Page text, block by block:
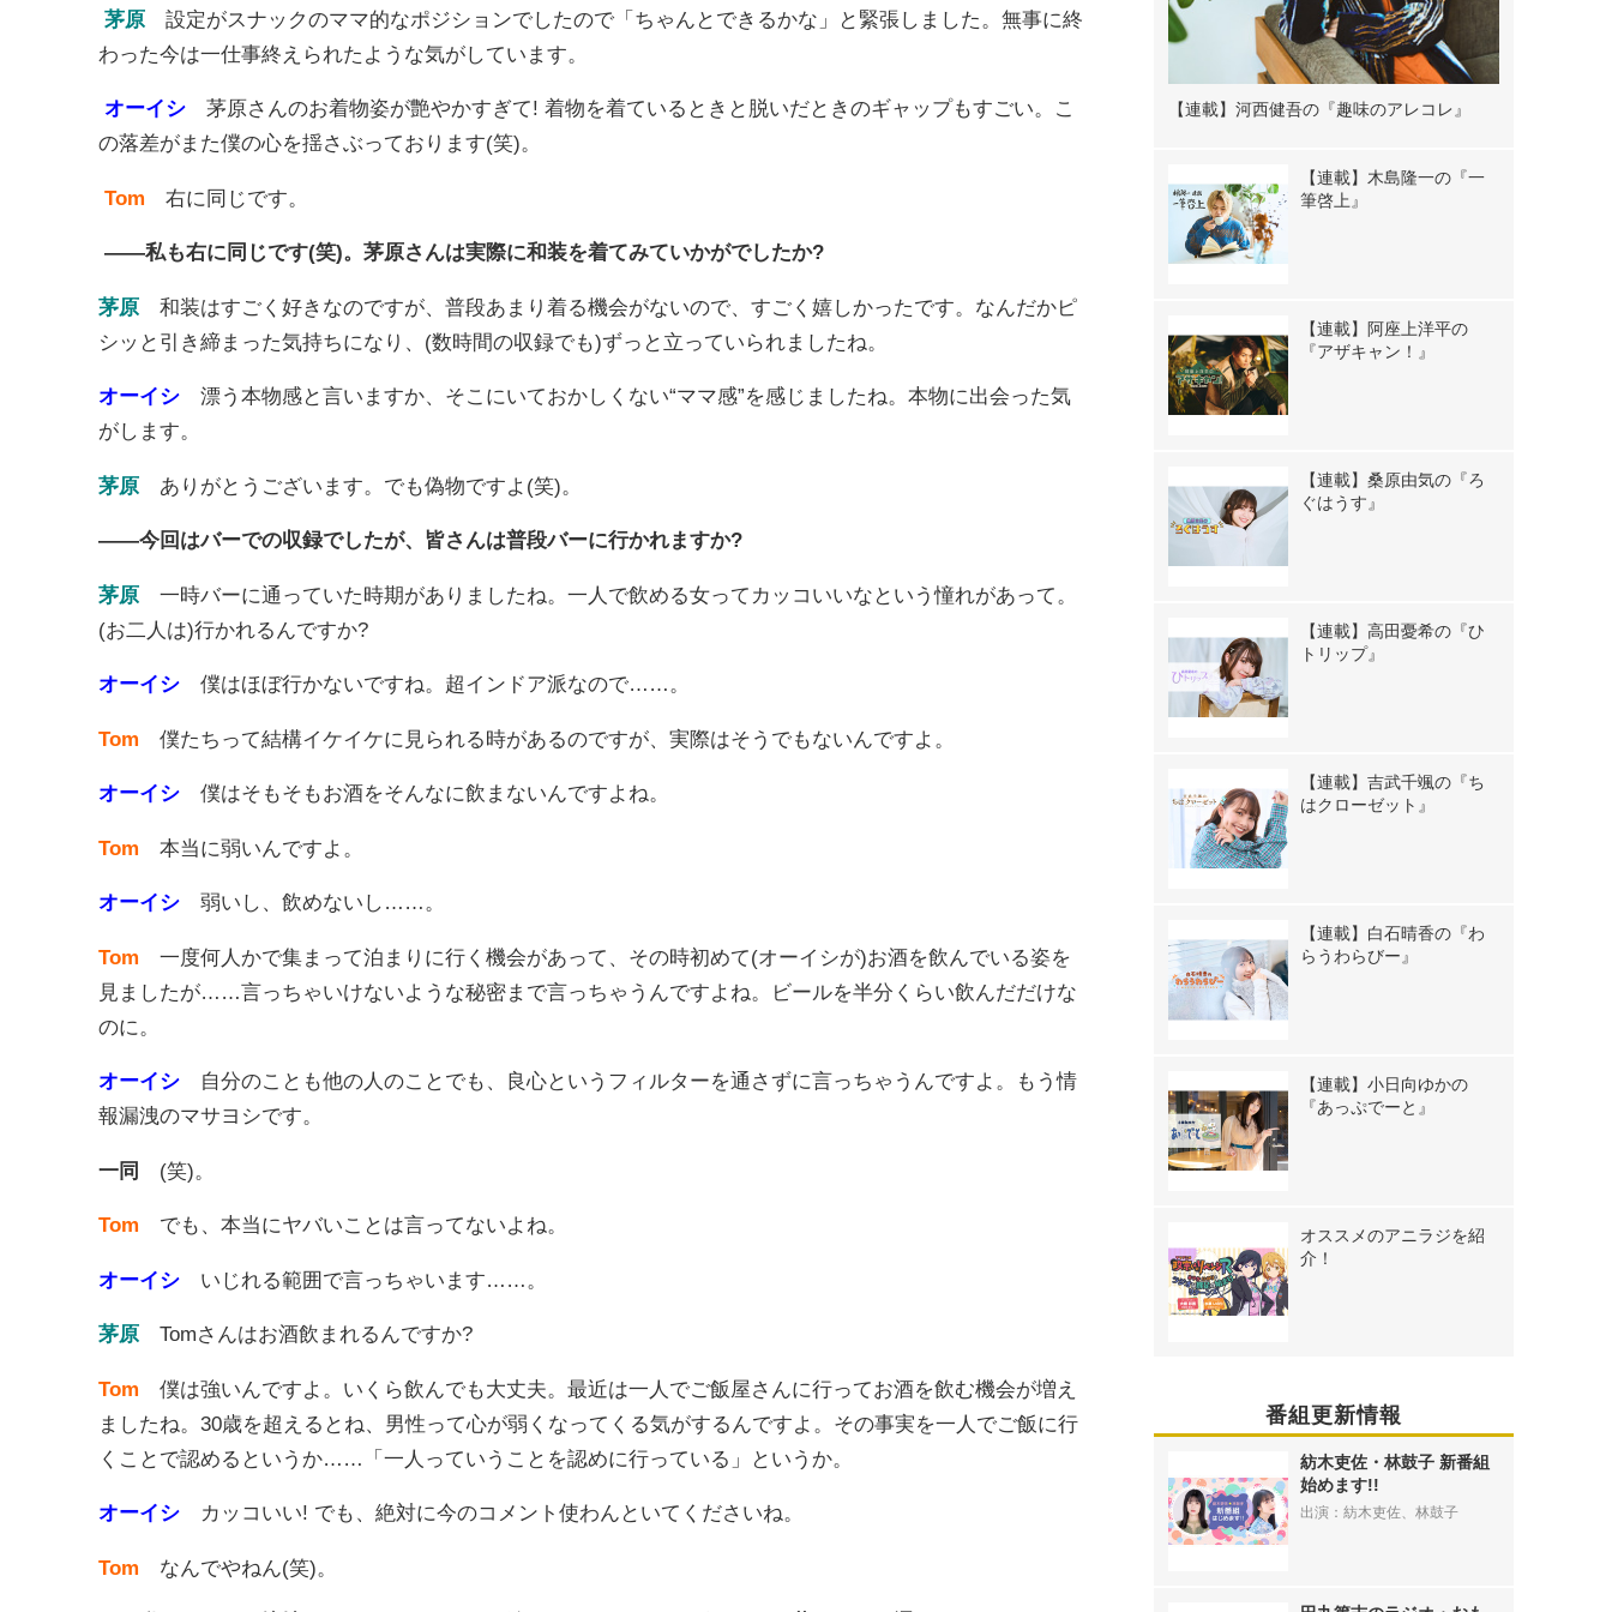
茅原 設定がスナックのママ的なポジションでしたので「ちゃんとできるかな」と緊張しました。無事に終
わった今は一仕事終えられたような気がしています。
オーイシ
茅原さんのお着物姿が艶やかすぎて! 着物を着ているときと脱いだときのギャップもすごい。こ
の落差がまた僕の心を揺さぶっております(笑)。
Tom 右に同じです。
――私も右に同じです(笑)。茅原さんは実際に和装を着てみていかがでしたか?
茅原
和装はすごく好きなのですが、普段あまり着る機会がないので、すごく嬉しかったです。なんだかピ
シッと引き締まった気持ちになり、(数時間の収録でも)ずっと立っていられましたね。
オーイシ 漂う本物感と言いますか、そこにいておかしくない“ママ感”を感じましたね。本物に出会った気
がします。
茅原 ありがとうございます。でも偽物ですよ(笑)。
――今回はバーでの収録でしたが、皆さんは普段バーに行かれますか?
茅原 一時バーに通っていた時期がありましたね。一人で飲める女ってカッコいいなという憧れがあって。
(お二人は)行かれるんですか?
オーイシ 僕はほぼ行かないですね。超インドア派なので……。
Tom 僕たちって結構イケイケに見られる時があるのですが、実際はそうでもないんですよ。
オーイシ 僕はそもそもお酒をそんなに飲まないんですよね。
Tom 本当に弱いんですよ。
オーイシ 弱いし、飲めないし……。
Tom 一度何人かで集まって泊まりに行く機会があって、その時初めて(オーイシが)お酒を飲んでいる姿を
見ましたが……言っちゃいけないような秘密まで言っちゃうんですよね。ビールを半分くらい飲んだだけな
のに。
オーイシ
自分のことも他の人のことでも、良心というフィルターを通さずに言っちゃうんですよ。もう情
報漏洩のマサヨシです。
一同 (笑)。
Tom でも、本当にヤバいことは言ってないよね。
オーイシ いじれる範囲で言っちゃいます……。
茅原 Tomさんはお酒飲まれるんですか?
Tom
僕は強いんですよ。いくら飲んでも大丈夫。最近は一人でご飯屋さんに行ってお酒を飲む機会が増え
ましたね。30歳を超えるとね、男性って心が弱くなってくる気がするんですよ。その事実を一人でご飯に行
くことで認めるというか……「一人っていうことを認めに行っている」というか。
オーイシ カッコいい! でも、絶対に今のコメント使わんといてくださいね。
Tom なんでやねん(笑)。
【連載】河西健吾の『趣味のアレコレ』
【連載】木島隆一の『一
筆啓上』
【連載】阿座上洋平の
『アザキャン！』
【連載】桑原由気の『ろ
ぐはうす』
【連載】高田憂希の『ひ
トリップ』
【連載】吉武千颯の『ち
はクローゼット』
【連載】白石晴香の『わ
らうわらびー』
【連載】小日向ゆかの
『あっぷでーと』
オススメのアニラジを紹
介！
番組更新情報
紡木吏佐・林鼓子 新番組
始めます!!
出演：紡木吏佐、林鼓子